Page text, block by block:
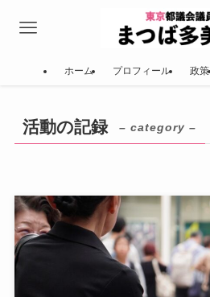
ホーム プロフィール 政策
活動の記録 – category –